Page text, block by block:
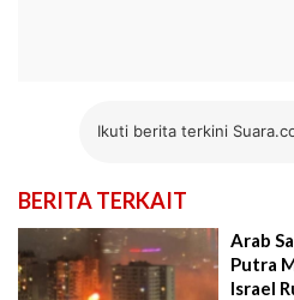
Ikuti berita terkini
BERITA TERKAIT
Arab
Putra
Israel